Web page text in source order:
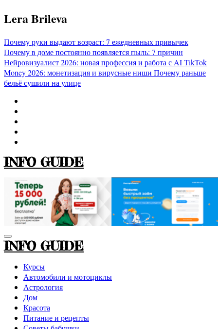
Перейти
к
Lera Brileva
Почему руки выдают возраст: 7 ежедневных привычек
Почему в доме постоянно появляется пыль: 7 причин
Нейровизуалист 2026: новая профессия и работа с AITikTok
Money 2026: монетизация и вирусные ниши Почему раньше
бельё сушили на улице
INFO GUIDE
INFO GUIDE
Курсы
Автомобили и мотоциклы
Астрология
Дом
Красота
Питание и рецепты